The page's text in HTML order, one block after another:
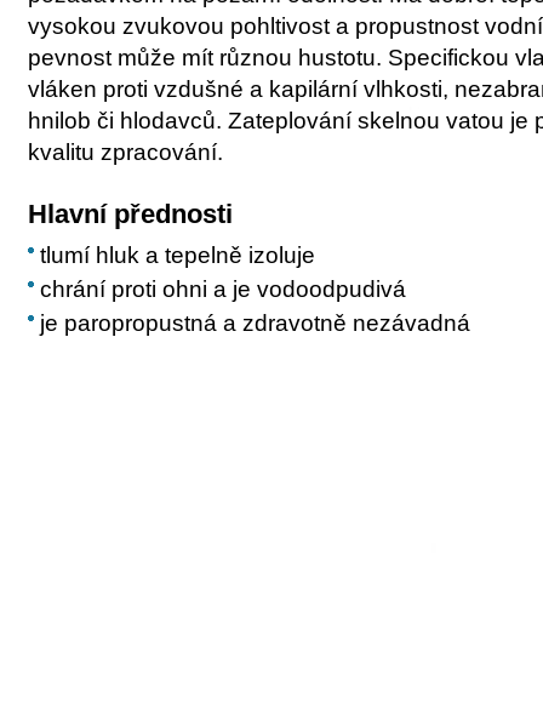
vysokou zvukovou pohltivost a propustnost
pevnost může mít různou hustotu. Specifickou
vláken proti vzdušné a kapilární vlhkosti,
hnilob či hlodavců. Zateplování skelnou vatou je
kvalitu zpracování.
Hlavní přednosti
tlumí hluk a tepelně izoluje
chrání proti ohni a je vodoodpudivá
je paropropustná a zdravotně nezávadná